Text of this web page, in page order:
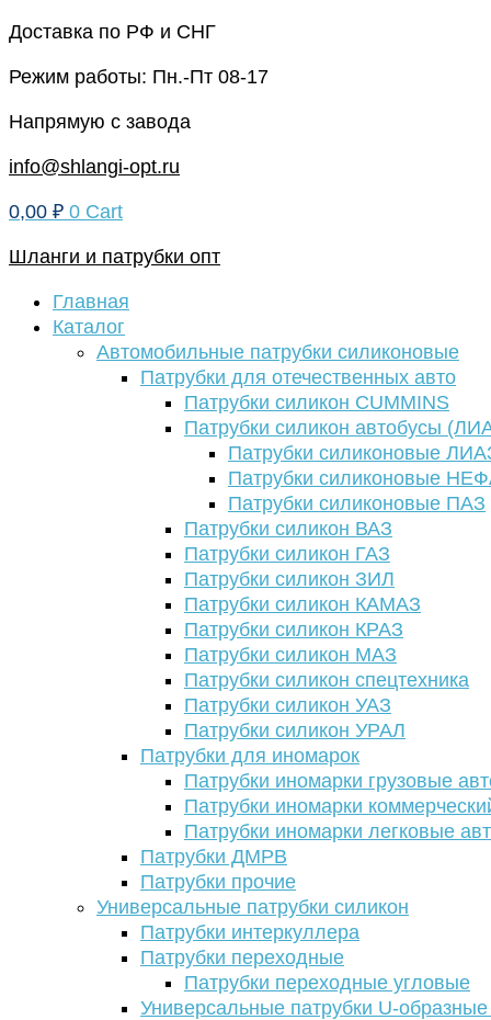
Перейти
содержимому
Доставка по РФ и СНГ
Режим работы: Пн.-Пт 08-17
Напрямую с завода
info@shlangi-opt.ru
0,00 ₽ 0 Cart
Шланги и патрубки опт
Главная
Каталог
Автомобильные патрубки силиконовые
Патрубки для отечественных авто
Патрубки силикон CUMMINS
Патрубки силикон автобусы
Патрубки силиконовые
Патрубки силиконовые
Патрубки силиконовые ПАЗ
Патрубки силикон ВАЗ
Патрубки силикон ГАЗ
Патрубки силикон ЗИЛ
Патрубки силикон КАМАЗ
Патрубки силикон КРАЗ
Патрубки силикон МАЗ
Патрубки силикон спецтехника
Патрубки силикон УАЗ
Патрубки силикон УРАЛ
Патрубки для иномарок
Патрубки иномарки грузовые
Патрубки иномарки
Патрубки иномарки легковые
Патрубки ДМРВ
Патрубки прочие
Универсальные патрубки силикон
Патрубки интеркуллера
Патрубки переходные
Патрубки переходные угловые
Универсальные патрубки U-